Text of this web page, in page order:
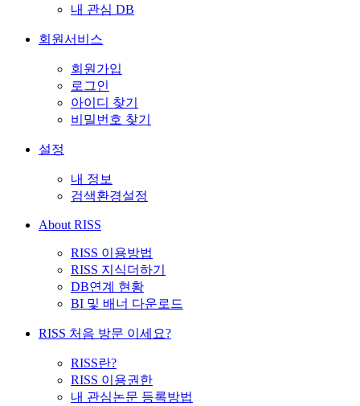
내 관심 DB
회원서비스
회원가입
로그인
아이디 찾기
비밀번호 찾기
설정
내 정보
검색환경설정
About RISS
RISS 이용방법
RISS 지식더하기
DB연계 현황
BI 및 배너 다운로드
RISS 처음 방문 이세요?
RISS란?
RISS 이용권한
내 관심논문 등록방법